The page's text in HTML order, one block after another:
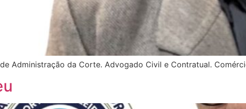
Administração da Corte. Advogado Civil e Contratual.